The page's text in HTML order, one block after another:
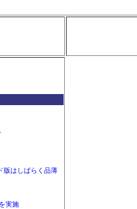
版はしばらく品薄
実施